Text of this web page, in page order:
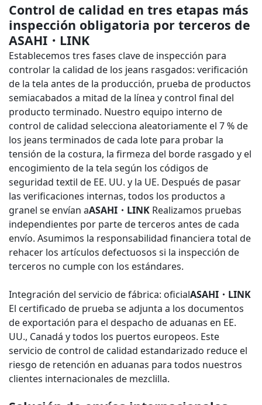
Control de calidad en tres etapas más
inspección obligatoria por terceros de
ASAHI・LINK
Establecemos tres fases clave de inspección para
controlar la calidad de los jeans rasgados: verificación
de la tela antes de la producción, prueba de productos
semiacabados a mitad de la línea y control final del
producto terminado. Nuestro equipo interno de
control de calidad selecciona aleatoriamente el 7 % de
los jeans terminados de cada lote para probar la
tensión de la costura, la firmeza del borde rasgado y el
encogimiento de la tela según los códigos de
seguridad textil de EE. UU. y la UE. Después de pasar
las verificaciones internas, todos los productos a
granel se envían aASAHI・LINK Realizamos pruebas
independientes por parte de terceros antes de cada
envío. Asumimos la responsabilidad financiera total de
rehacer los artículos defectuosos si la inspección de
terceros no cumple con los estándares.
Integración del servicio de fábrica: oficialASAHI・LINK
El certificado de prueba se adjunta a los documentos
de exportación para el despacho de aduanas en EE.
UU., Canadá y todos los puertos europeos. Este
servicio de control de calidad estandarizado reduce el
riesgo de retención en aduanas para todos nuestros
clientes internacionales de mezclilla.